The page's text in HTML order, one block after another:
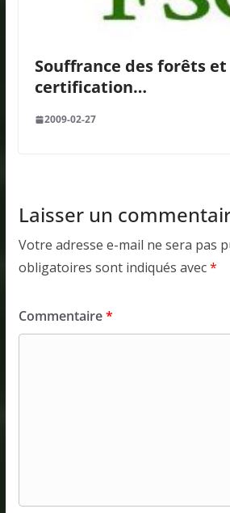
Souffrance des forêts et
certification…
2009-02-27
Laisser un
Votre adresse e-mail ne sera pas
obligatoires sont indiqués avec*
Commentaire*